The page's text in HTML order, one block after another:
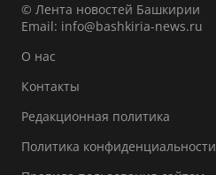
© Лента новостей Башкирии
Email: info@bashkiria-news.ru
О нас
Контакты
Редакционная политика
Политика конфиденциальности